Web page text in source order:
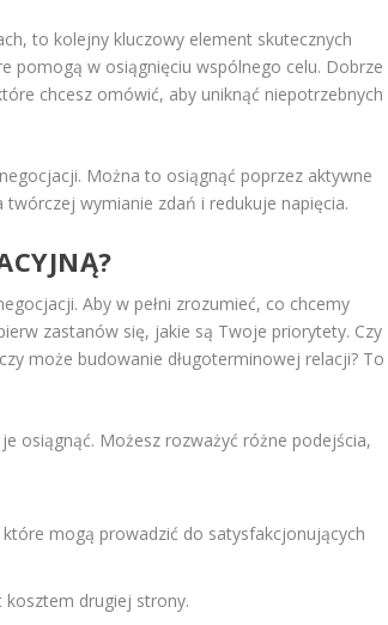
to kolejny kluczowy element skutecznych
pomogą w osiągnięciu wspólnego celu. Dobrze
chcesz omówić, aby uniknąć niepotrzebnych
Można to osiągnąć poprzez aktywne
wymianie zdań i redukuje napięcia.
Aby w pełni zrozumieć, co chcemy
zastanów się, jakie są Twoje priorytety. Czy
może budowanie długoterminowej relacji? To
osiągnąć. Możesz rozważyć różne podejścia,
mogą prowadzić do satysfakcjonujących
kosztem drugiej strony.